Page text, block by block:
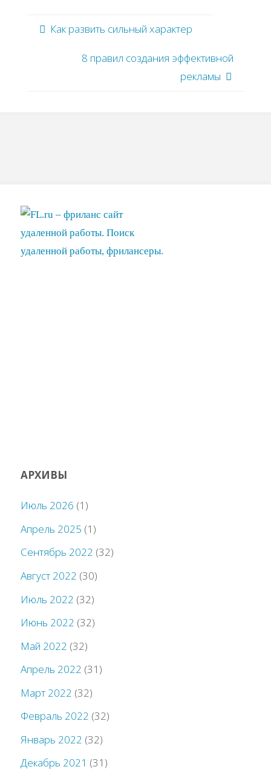
Как развить сильный характер
8 правил создания эффективной
рекламы
АРХИВЫ
Июль 2026 (1)
Апрель 2025 (1)
Сентябрь 2022 (32)
Август 2022 (30)
Июль 2022 (32)
Июнь 2022 (32)
Май 2022 (32)
Апрель 2022 (31)
Март 2022 (32)
Февраль 2022 (32)
Январь 2022 (32)
Декабрь 2021 (31)